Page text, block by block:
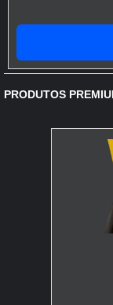
com os
possível
DETALHES
PRODUTOS